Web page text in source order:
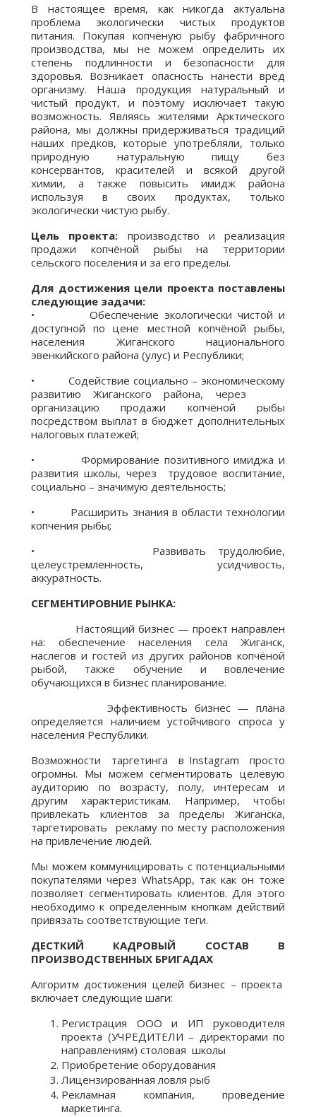
В настоящее время, как никогда актуальна
проблема экологически чистых продуктов
питания. Покупая копчёную рыбу фабричного
производства, мы не можем определить их
степень подлинности и безопасности для
здоровья. Возникает опасность нанести вред
организму. Наша продукция натуральный и
чистый продукт, и поэтому исключает такую
возможность. Являясь жителями Арктического
района, мы должны придерживаться традиций
наших предков, которые употребляли, только
природную натуральную пищу без
консервантов, красителей и всякой другой
химии, а также повысить имидж района
используя в своих продуктах, только
экологически чистую рыбу.
Цель проекта: производство и реализация
продажи копчёной рыбы на территории
сельского поселения и за его пределы.
Для достижения цели проекта поставлены
следующие задачи:
• Обеспечение экологически чистой и
доступной по цене местной копчёной рыбы,
населения Жиганского национального
эвенкийского района (улус) и Республики;
• Содействие социально – экономическому
развитию Жиганского района, через
организацию продажи копчёной рыбы
посредством выплат в бюджет дополнительных
налоговых платежей;
• Формирование позитивного имиджа и
развития школы, через трудовое воспитание,
социально – значимую деятельность;
• Расширить знания в области технологии
копчения рыбы;
• Развивать трудолюбие,
целеустремленность, усидчивость,
аккуратность.
СЕГМЕНТИРОВНИЕ РЫНКА:
Настоящий бизнес — проект направлен
на: обеспечение населения села Жиганск,
наслегов и гостей из других районов копчёной
рыбой, также обучение и вовлечение
обучающихся в бизнес планирование.
Эффективность бизнес — плана
определяется наличием устойчивого спроса у
населения Республики.
Возможности таргетинга в Instagram просто
огромны. Мы можем сегментировать целевую
аудиторию по возрасту, полу, интересам и
другим характеристикам. Например, чтобы
привлекать клиентов за пределы Жиганска,
таргетировать рекламу по месту расположения
на привлечение людей.
Мы можем коммуницировать с потенциальными
покупателями через WhatsApp, так как он тоже
позволяет сегментировать клиентов. Для этого
необходимо к определенным кнопкам действий
привязать соответствующие теги.
ДЕСТКИЙ КАДРОВЫЙ СОСТАВ В
ПРОИЗВОДСТВЕННЫХ БРИГАДАХ
Алгоритм достижения целей бизнес – проекта
включает следующие шаги:
Регистрация ООО и ИП руководителя
проекта (УЧРЕДИТЕЛИ – директорами по
направлениям) столовая школы
Приобретение оборудования
Лицензированная ловля рыб
Рекламная компания, проведение
маркетинга.